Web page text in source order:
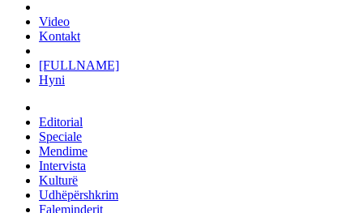
Video
Kontakt
[FULLNAME]
Hyni
Editorial
Speciale
Mendime
Intervista
Kulturë
Udhëpërshkrim
Faleminderit